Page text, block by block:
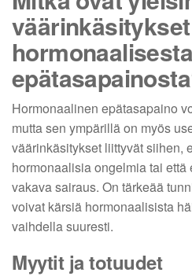
väärinkäsitykset
hormonaalisesta
Hormonaalinen epätasapaino
mutta sen ympärillä on myös
väärinkäsitykset liittyvät siihen,
hormonaalisia ongelmia tai
vakava sairaus. On tärkeää
voivat kärsiä hormonaalisista
vaihdella suuresti.
Myytit ja totuudet